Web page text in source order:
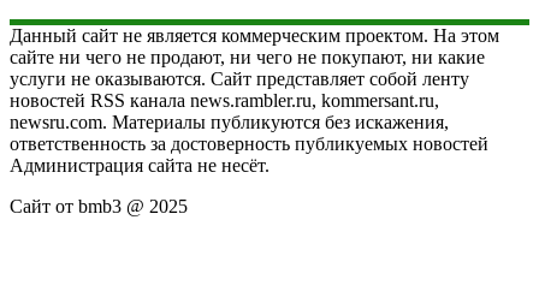
Данный сайт не является коммерческим проектом. На этом
сайте ни чего не продают, ни чего не покупают, ни какие
услуги не оказываются. Сайт представляет собой ленту
новостей RSS канала news.rambler.ru, kommersant.ru,
newsru.com. Материалы публикуются без искажения,
ответственность за достоверность публикуемых новостей
Администрация сайта не несёт.
Сайт от bmb3 @ 2025